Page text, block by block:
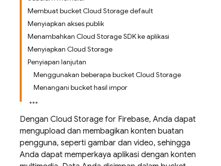
Membuat bucket Cloud Storage default
Menyiapkan akses publik
Menambahkan Cloud Storage SDK ke aplikasi
Menyiapkan Cloud Storage
Penyiapan lanjutan
Menggunakan beberapa bucket Cloud Storage
Menangani bucket hasil impor
Dengan Cloud Storage for Firebase, Anda dapat
mengupload dan membagikan konten buatan
pengguna, seperti gambar dan video, sehingga
Anda dapat memperkaya aplikasi dengan konten